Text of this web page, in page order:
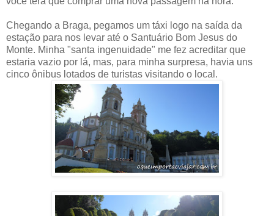
Chegando a Braga, pegamos um táxi logo na saída da
estação para nos levar até o Santuário Bom Jesus do
Monte. Minha "santa ingenuidade" me fez acreditar que
estaria vazio por lá, mas, para minha surpresa, havia uns
cinco ônibus lotados de turistas visitando o local.